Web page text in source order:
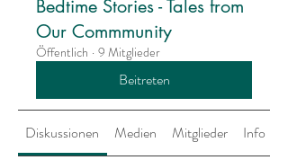
Bedtime Stories - Tales from
Our Commmunity
Öffentlich · 9 Mitglieder
Beitreten
Diskussionen Medien Mitglieder Info